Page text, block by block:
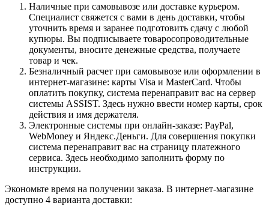
Наличные при самовывозе или доставке курьером.
Специалист свяжется с вами в день доставки, чтобы
уточнить время и заранее подготовить сдачу с любой
купюры. Вы подписываете товаросопроводительные
документы, вносите денежные средства, получаете
товар и чек.
Безналичный расчет при самовывозе или оформлении в
интернет-магазине: карты Visa и MasterCard. Чтобы
оплатить покупку, система перенаправит вас на сервер
системы ASSIST. Здесь нужно ввести номер карты, срок
действия и имя держателя.
Электронные системы при онлайн-заказе: PayPal,
WebMoney и Яндекс.Деньги. Для совершения покупки
система перенаправит вас на страницу платежного
сервиса. Здесь необходимо заполнить форму по
инструкции.
Экономьте время на получении заказа. В интернет-магазине
доступно 4 варианта доставки: